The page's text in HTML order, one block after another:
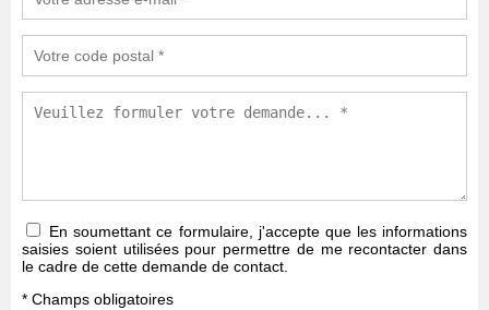
En soumettant ce formulaire, j'accepte que les informations
saisies soient utilisées pour permettre de me recontacter dans
le cadre de cette demande de contact.
* Champs obligatoires